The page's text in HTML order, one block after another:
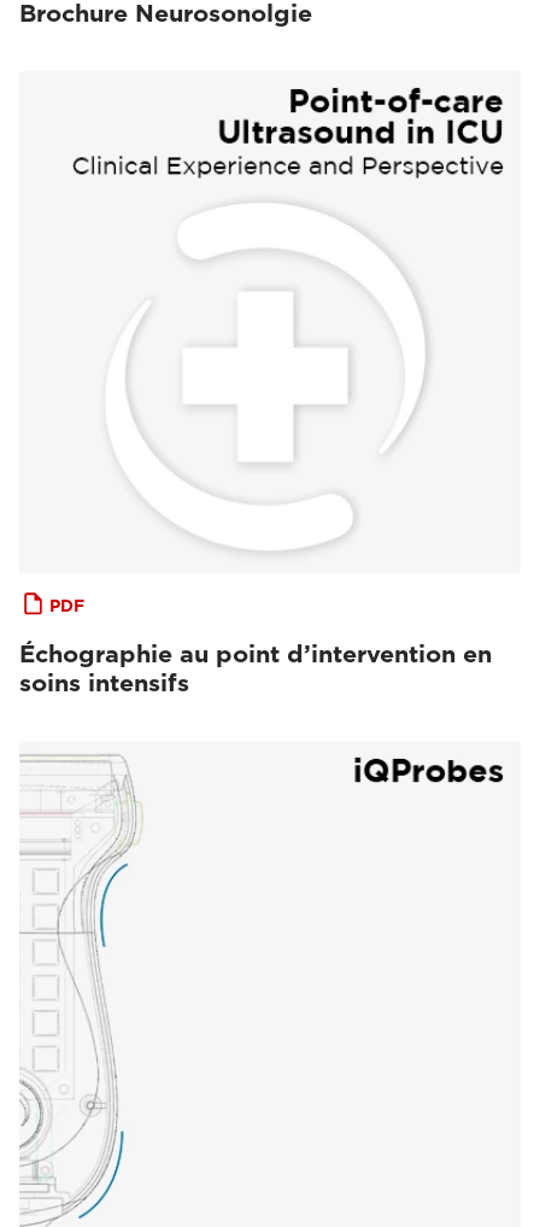
Brochure Neurosonolgie
PDF
Échographie au point d’intervention en
soins intensifs